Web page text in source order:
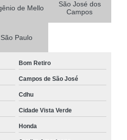
de Mello
São José dos
Campos
São Paulo
Bom Retiro
Campos de São José
Cdhu
Cidade Vista Verde
Honda